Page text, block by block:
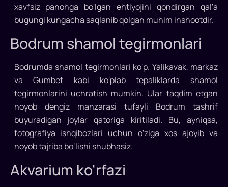
xavfsiz panohga bo'lgan ehtiyojini qondirgan qal'a
bugungi kungacha saqlanib qolgan muhim inshootdir.
Bodrum shamol tegirmonlari
Bodrumda shamol tegirmonlari ko'p. Yalikavak, markaz
va Gumbet kabi ko'plab tepaliklarda shamol
tegirmonlarini uchratish mumkin. Ular taqdim etgan
noyob dengiz manzarasi tufayli Bodrum tashrif
buyuradigan joylar qatoriga kiritiladi. Bu, ayniqsa,
fotografiya ishqibozlari uchun o'ziga xos ajoyib va
noyob tajriba bo‘lishi shubhasiz.
Akvarium ko'rfazi